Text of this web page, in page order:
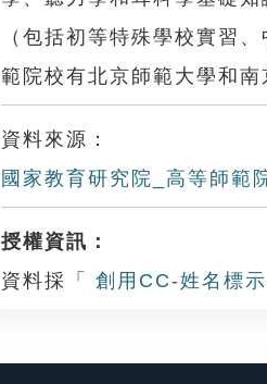
（包括初等特殊學校實習
範院校有北京師範大學和南
資料來源：
國家教育研究院_高等師範
授權資訊：
資料採「
創用CC-姓名標